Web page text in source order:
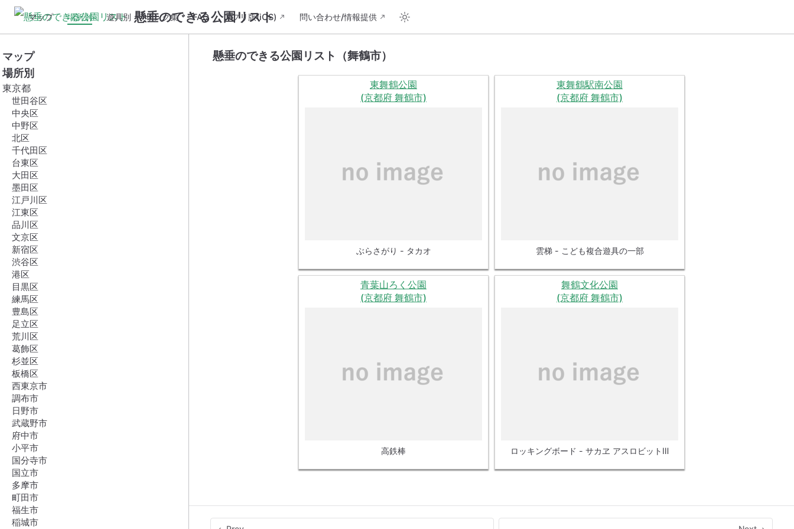
懸垂のできる公園リスト
マップ 場所別 遊具別 リンク集 FAQ アプリ版(iOS) 問い合わせ/情報提供
マップ
場所別
東京都
世田谷区
中央区
中野区
北区
千代田区
台東区
大田区
墨田区
江戸川区
江東区
品川区
文京区
新宿区
渋谷区
港区
目黒区
練馬区
豊島区
足立区
荒川区
葛飾区
杉並区
板橋区
西東京市
調布市
日野市
武蔵野市
府中市
小平市
国分寺市
国立市
多摩市
町田市
福生市
稲城市
懸垂のできる公園リスト（舞鶴市）
東舞鶴公園
(京都府 舞鶴市)
ぶらさがり - タカオ
東舞鶴駅南公園
(京都府 舞鶴市)
雲梯 - こども複合遊具の一部
青葉山ろく公園
(京都府 舞鶴市)
高鉄棒
舞鶴文化公園
(京都府 舞鶴市)
ロッキングボード - サカヱ アスロビットⅢ